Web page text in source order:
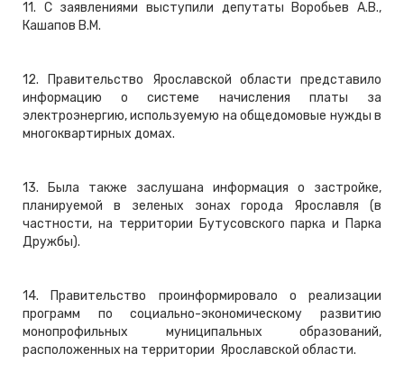
11. С заявлениями выступили депутаты Воробьев А.В.,
Кашапов В.М.
12. Правительство Ярославской области представило
информацию о системе начисления платы за
электроэнергию, используемую на общедомовые нужды в
многоквартирных домах.
13. Была также заслушана информация о застройке,
планируемой в зеленых зонах города Ярославля (в
частности, на территории Бутусовского парка и Парка
Дружбы).
14. Правительство проинформировало о реализации
программ по социально-экономическому развитию
монопрофильных муниципальных образований,
расположенных на территории Ярославской области.